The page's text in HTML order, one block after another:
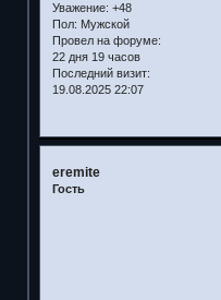
Уважение: +48
Пол: Мужской
Провел на форуме:
22 дня 19 часов
Последний визит:
19.08.2025 22:07
eremite
Гость